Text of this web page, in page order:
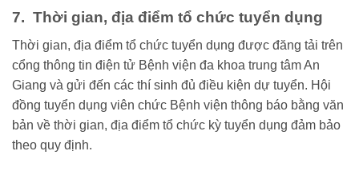
7. Thời gian, địa điểm tổ chức tuyển dụng
Thời gian, địa điểm tổ chức tuyển dụng được đăng tải trên
cổng thông tin điện tử Bệnh viện đa khoa trung tâm An
Giang và gửi đến các thí sinh đủ điều kiện dự tuyển. Hội
đồng tuyển dụng viên chức Bệnh viện thông báo bằng văn
bản về thời gian, địa điểm tổ chức kỳ tuyển dụng đảm bảo
theo quy định.